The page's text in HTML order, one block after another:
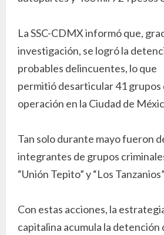
La SSC-CDMX informó que,
investigación, se logró la
probables delincuentes, lo que
permitió desarticular 41 grupos
operación en la Ciudad de
Tan solo durante mayo fueron
integrantes de grupos
“Unión Tepito” y “Los
Con estas acciones, la
capitalina acumula la detención